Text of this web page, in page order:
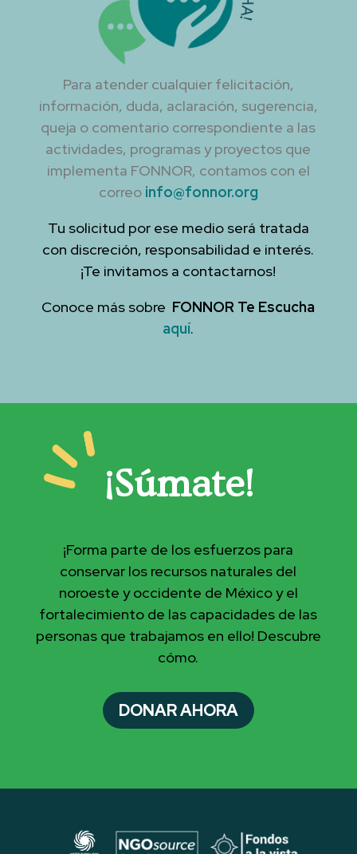
Para atender cualquier felicitación,
información, duda, aclaración, sugerencia,
queja o comentario correspondiente a las
actividades, programas y proyectos que
implementa FONNOR, contamos con el
correo info@fonnor.org
Tu solicitud por ese medio será tratada
con discreción, responsabilidad e interés.
¡Te invitamos a contactarnos!
Conoce más sobre FONNOR Te Escucha
aquí.
¡Súmate!
¡Forma parte de los esfuerzos para
conservar los recursos naturales del
noroeste y occidente de México y el
fortalecimiento de las capacidades de las
personas que trabajamos en ello! Descubre
cómo.
DONAR AHORA